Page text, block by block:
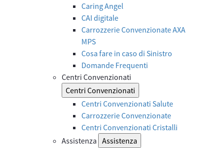
Caring Angel
CAI digitale
Carrozzerie Convenzionate AXA
MPS
Cosa fare in caso di Sinistro
Domande Frequenti
Centri Convenzionati
Centri Convenzionati
Centri Convenzionati Salute
Carrozzerie Convenzionate
Centri Convenzionati Cristalli
Assistenza Assistenza